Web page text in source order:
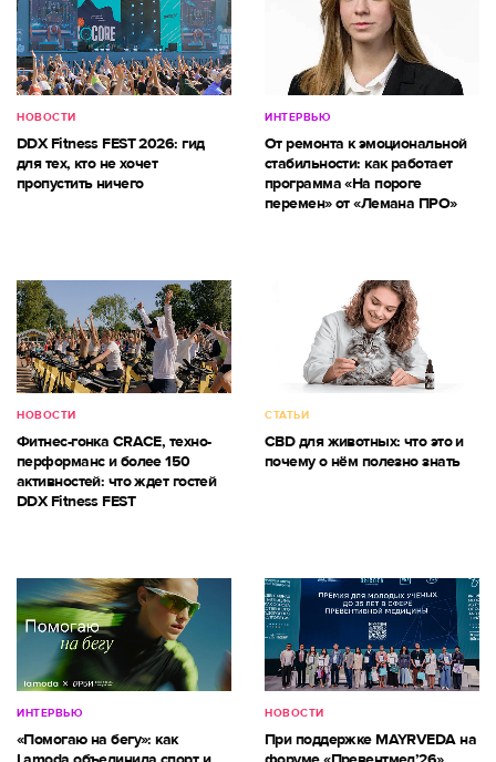
НОВОСТИ
DDX Fitness FEST 2026: гид
для тех, кто не хочет
пропустить ничего
ИНТЕРВЬЮ
От ремонта к эмоциональной
стабильности: как работает
программа «На пороге
перемен» от «Лемана ПРО»
НОВОСТИ
Фитнес-гонка CRACE, техно-
перформанс и более 150
активностей: что ждет гостей
DDX Fitness FEST
СТАТЬИ
CBD для животных: что это и
почему о нём полезно знать
ИНТЕРВЬЮ
«Помогаю на бегу»: как
НОВОСТИ
При поддержке MAYRVEDA на